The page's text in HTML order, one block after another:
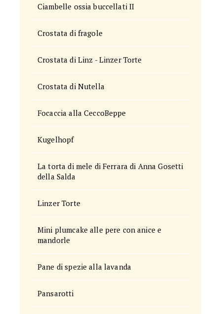
Ciambelle ossia buccellati II
Crostata di fragole
Crostata di Linz - Linzer Torte
Crostata di Nutella
Focaccia alla CeccoBeppe
Kugelhopf
La torta di mele di Ferrara di Anna Gosetti
della Salda
Linzer Torte
Mini plumcake alle pere con anice e
mandorle
Pane di spezie alla lavanda
Pansarotti